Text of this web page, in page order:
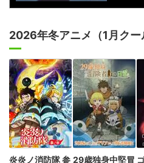
2026年冬アニメ（1月クー
炎炎ノ消防隊 参 29歳独身中堅冒